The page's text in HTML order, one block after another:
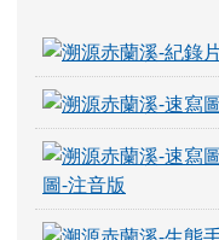
圖-注音版